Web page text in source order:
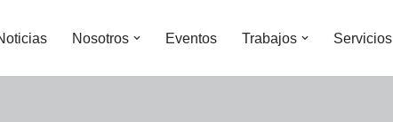
Nosotros Eventos Trabajos Servicios